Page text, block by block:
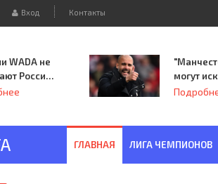
Вход Контакты
WADA не
России
могут
из Лиги
ГЛАВНАЯ ЛИГА ЧЕМПИОНОВ